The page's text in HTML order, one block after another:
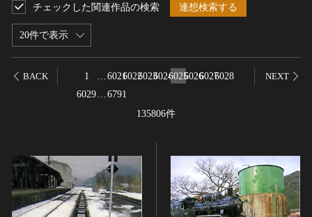
トップ
作品一覧
世界遺産
無形文化遺産
媒体資料・関連記事等
博物館、美術館の皆さまへ
このサイトについて
関連サイトリンク
20件で表示
チェックした関連作品の検索 連想検索する
BACK
135806件
1 60216022602360246025602660276028
6029
6791
NEXT
検索項目
フリーワード
制作者名
時代